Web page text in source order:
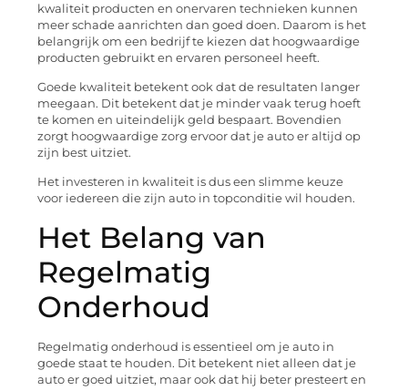
kwaliteit producten en onervaren technieken kunnen
meer schade aanrichten dan goed doen. Daarom is het
belangrijk om een bedrijf te kiezen dat hoogwaardige
producten gebruikt en ervaren personeel heeft.
Goede kwaliteit betekent ook dat de resultaten langer
meegaan. Dit betekent dat je minder vaak terug hoeft
te komen en uiteindelijk geld bespaart. Bovendien
zorgt hoogwaardige zorg ervoor dat je auto er altijd op
zijn best uitziet.
Het investeren in kwaliteit is dus een slimme keuze
voor iedereen die zijn auto in topconditie wil houden.
Het Belang van
Regelmatig
Onderhoud
Regelmatig onderhoud is essentieel om je auto in
goede staat te houden. Dit betekent niet alleen dat je
auto er goed uitziet, maar ook dat hij beter presteert en